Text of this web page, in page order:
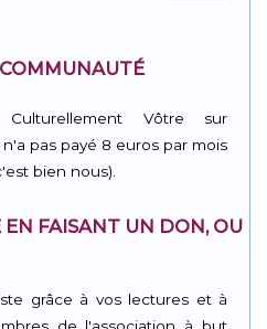
Vôtre sur
pas payé 8 euros par mois
bien nous).
FAISANT UN DON, OU
grâce à vos lectures et à